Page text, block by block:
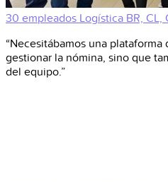
30 empleados Logística BR, CL,
“Necesitábamos una
gestionar la nómina, sino que
del equipo.”